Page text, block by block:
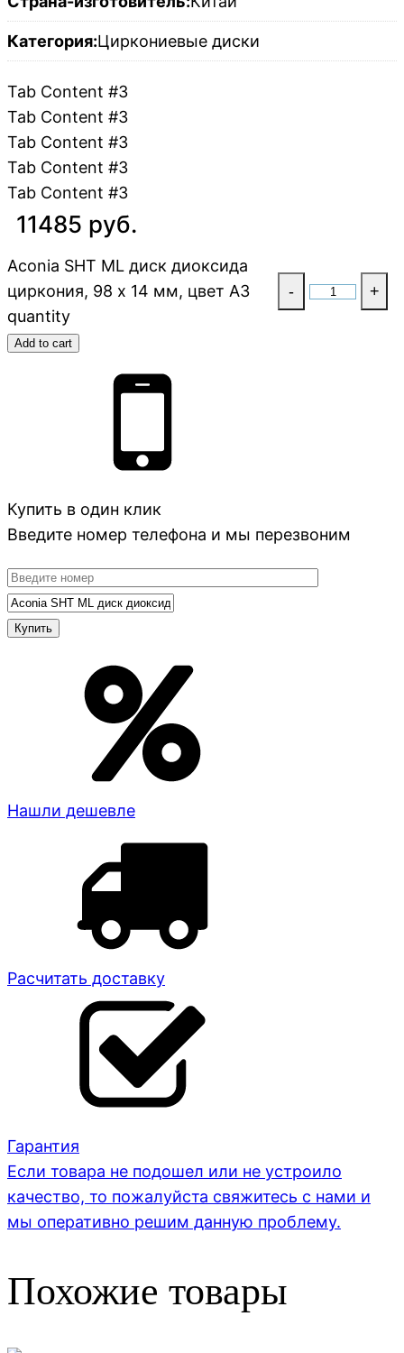
Категория:Циркониевые диски
Tab Content #3
Tab Content #3
Tab Content #3
Tab Content #3
Tab Content #3
11485 руб.
Aconia SHT ML диск диоксида
циркония, 98 x 14 мм, цвет A3
quantity
- +
Add to cart
Купить в один клик
Введите номер телефона и мы перезвоним
Нашли дешевле
Расчитать доставку
Гарантия
Если товара не подошел или не устроило
качество, то пожалуйста свяжитесь с нами и
мы оперативно решим данную проблему.
Похожие товары